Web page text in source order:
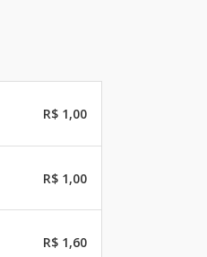
R$ 1,00
R$ 1,00
R$ 1,60